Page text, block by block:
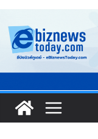
ฉลองเซิร์ฟเว
“ทรงศักดิ์”
เสริมสุขภาพ
ข้อมูลเชิงพื้น
จับตาการตล
ชวนโหวต
2026